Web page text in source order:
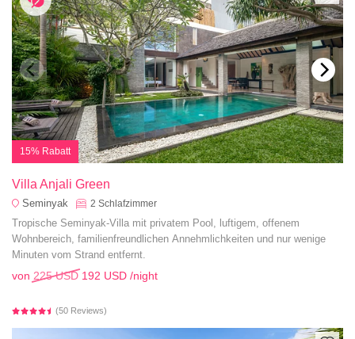
15% Rabatt
Villa Anjali Green
Seminyak 2 Schlafzimmer
Tropische Seminyak-Villa mit privatem Pool, luftigem, offenem
Wohnbereich, familienfreundlichen Annehmlichkeiten und nur wenige
Minuten vom Strand entfernt.
von 225 USD 192 USD /night
(50 Reviews)